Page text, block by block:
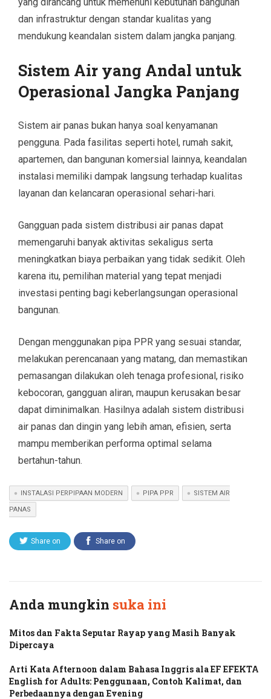
dan infrastruktur dengan standar kualitas yang
mendukung keandalan sistem dalam jangka panjang.
Sistem Air yang Andal untuk
Operasional Jangka Panjang
Sistem air panas bukan hanya soal kenyamanan
pengguna. Pada fasilitas seperti hotel, rumah sakit,
apartemen, dan bangunan komersial lainnya, keandalan
instalasi memiliki dampak langsung terhadap kualitas
layanan dan kelancaran operasional sehari-hari.
Gangguan pada sistem distribusi air panas dapat
memengaruhi banyak aktivitas sekaligus serta
meningkatkan biaya perbaikan yang tidak sedikit. Oleh
karena itu, pemilihan material yang tepat menjadi
investasi penting bagi keberlangsungan operasional
bangunan.
Dengan menggunakan pipa PPR yang sesuai standar,
melakukan perencanaan yang matang, dan memastikan
pemasangan dilakukan oleh tenaga profesional, risiko
kebocoran, gangguan aliran, maupun kerusakan besar
dapat diminimalkan. Hasilnya adalah sistem distribusi
air panas dan dingin yang lebih aman, efisien, serta
mampu memberikan performa optimal selama
bertahun-tahun.
INSTALASI PERPIPAAN MODERN PIPA PPR SISTEM AIR
PANAS
Share on Share on
Anda mungkin suka ini
Mitos dan Fakta Seputar Rayap yang Masih Banyak
Dipercaya
Arti Kata Afternoon dalam Bahasa Inggris ala EF EFEKTA
English for Adults: Penggunaan, Contoh Kalimat, dan
Perbedaannya dengan Evening